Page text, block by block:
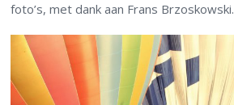
foto’s, met dank aan Frans Brzoskowski.